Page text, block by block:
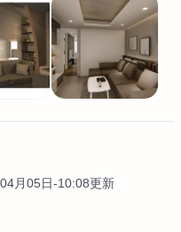
月05日-10:08更新